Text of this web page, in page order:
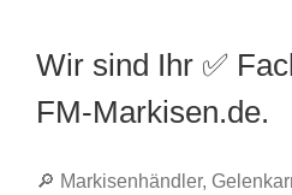
Wir sind Ihr ✅
FM-Markisen.de.
🔎 Markisenhändler,